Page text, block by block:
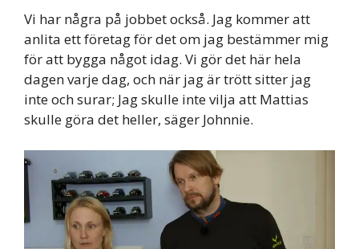
Vi har några på jobbet också. Jag kommer att
anlita ett företag för det om jag bestämmer mig
för att bygga något idag. Vi gör det här hela
dagen varje dag, och när jag är trött sitter jag
inte och surar; Jag skulle inte vilja att Mattias
skulle göra det heller, säger Johnnie.